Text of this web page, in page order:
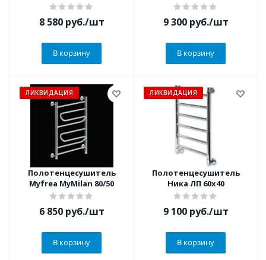
8 580руб./шт
В корзину
9 300руб./шт
В корзину
ЛИКВИДАЦИЯ
Полотенцесушитель
Myfrea MyMilan 80/50
6 850руб./шт
В корзину
ЛИКВИДАЦИЯ
Полотенцесушитель
Ника ЛП 60х40
9 100руб./шт
В корзину